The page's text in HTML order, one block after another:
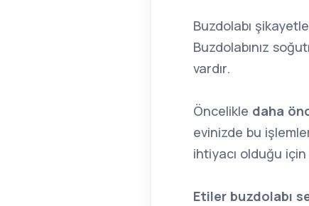
Buzdolabı
Buzdolabınız
vardır.
Öncelikle daha
evinizde bu
ihtiyacı olduğu için
Etiler buzdolabı